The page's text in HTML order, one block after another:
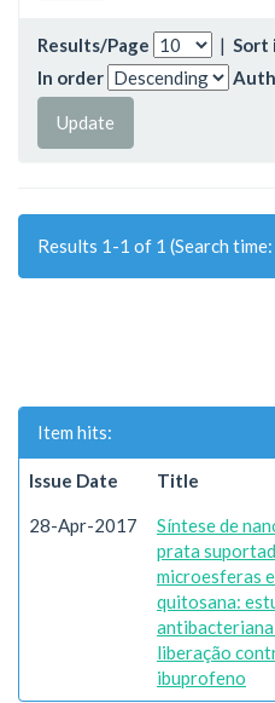
Results/Page | Sort
In order
Results 1-1 of 1 (Search
Item hits:
Issue Date Title
28-Apr-2017
Síntese de
prata
microesferas
quitosana:
antibacteriana
liberação
ibuprofeno